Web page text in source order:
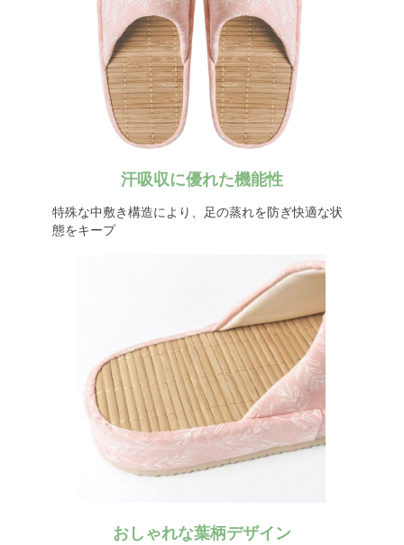
汗吸収に優れた機能性
特殊な中敷き構造により、足の蒸れを防ぎ快適な状
態をキープ
おしゃれな葉柄デザイン